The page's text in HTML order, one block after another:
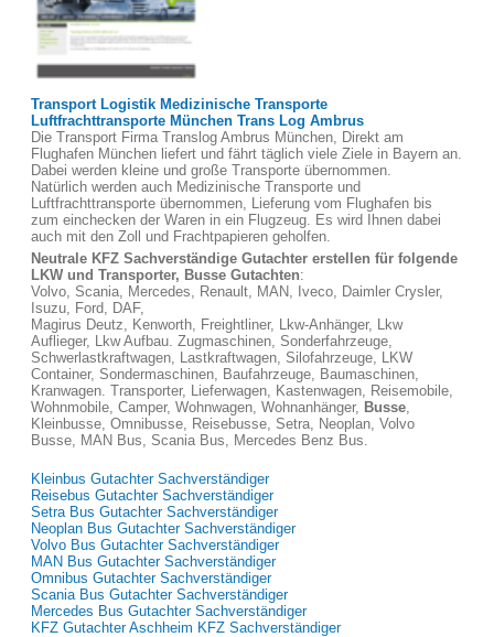
Transport Logistik Medizinische Transporte
Luftfrachttransporte München Trans Log Ambrus
Die Transport Firma Translog Ambrus München, Direkt am
Flughafen München liefert und fährt täglich viele Ziele in Bayern an.
Dabei werden kleine und große Transporte übernommen.
Natürlich werden auch Medizinische Transporte und
Luftfrachttransporte übernommen, Lieferung vom Flughafen bis
zum einchecken der Waren in ein Flugzeug. Es wird Ihnen dabei
auch mit den Zoll und Frachtpapieren geholfen.
Neutrale KFZ Sachverständige Gutachter erstellen für folgende
LKW und Transporter, Busse Gutachten:
Volvo, Scania, Mercedes, Renault, MAN, Iveco, Daimler Crysler,
Isuzu, Ford, DAF,
Magirus Deutz, Kenworth, Freightliner, Lkw-Anhänger, Lkw
Auflieger, Lkw Aufbau. Zugmaschinen, Sonderfahrzeuge,
Schwerlastkraftwagen, Lastkraftwagen, Silofahrzeuge, LKW
Container, Sondermaschinen, Baufahrzeuge, Baumaschinen,
Kranwagen. Transporter, Lieferwagen, Kastenwagen, Reisemobile,
Wohnmobile, Camper, Wohnwagen, Wohnanhänger, Busse,
Kleinbusse, Omnibusse, Reisebusse, Setra, Neoplan, Volvo
Busse, MAN Bus, Scania Bus, Mercedes Benz Bus.
Kleinbus Gutachter Sachverständiger
Reisebus Gutachter Sachverständiger
Setra Bus Gutachter Sachverständiger
Neoplan Bus Gutachter Sachverständiger
Volvo Bus Gutachter Sachverständiger
MAN Bus Gutachter Sachverständiger
Omnibus Gutachter Sachverständiger
Scania Bus Gutachter Sachverständiger
Mercedes Bus Gutachter Sachverständiger
KFZ Gutachter Aschheim KFZ Sachverständiger